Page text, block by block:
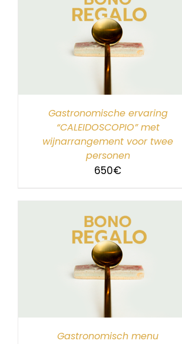
Gastronomische ervaring
“CALEIDOSCOPIO” met
wijnarrangement voor twee
personen
650€
SELECTEER BEDRAG
Gastronomisch menu